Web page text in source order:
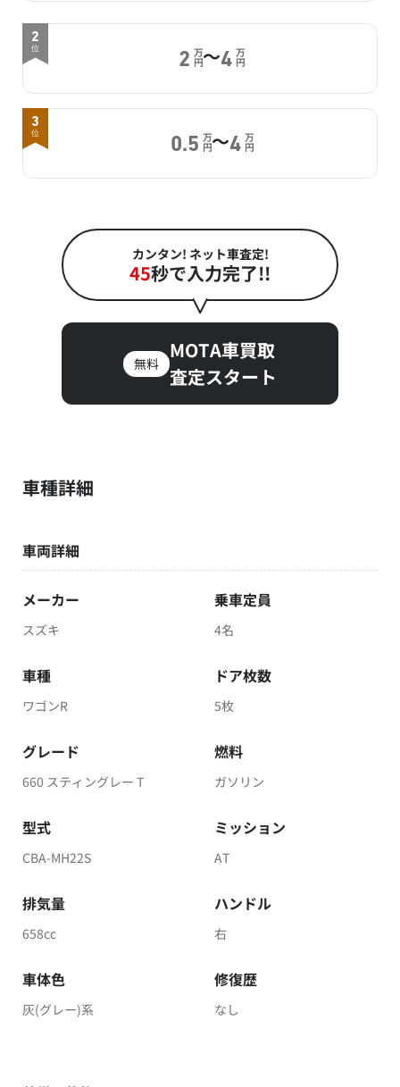
2
位
2 万
円～4 万
円
3
位
0.5 万
円～4 万
円
カンタン! ネット車査定!
45秒で入力完了!!
無料
MOTA車買取
査定スタート
車種詳細
車両詳細
メーカー
スズキ
乗車定員
4名
車種
ワゴンR
ドア枚数
5枚
グレード
660 スティングレー T
燃料
ガソリン
型式
CBA-MH22S
ミッション
AT
排気量
658cc
ハンドル
右
車体色
灰(グレー)系
修復歴
なし